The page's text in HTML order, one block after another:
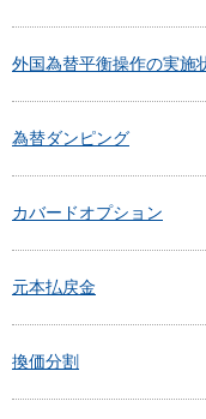
外国為替平衡操作の実施
為替ダンピング
カバードオプション
元本払戻金
換価分割